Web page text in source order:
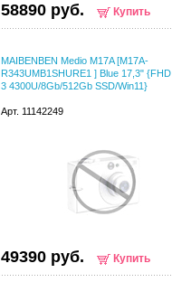
58890 руб. Купить
MAIBENBEN Medio M17A [M17A-
R343UMB1SHURE1 ] Blue 17,3"
3 4300U/8Gb/512Gb SSD/Win11}
Арт. 11142249
49390 руб. Купить